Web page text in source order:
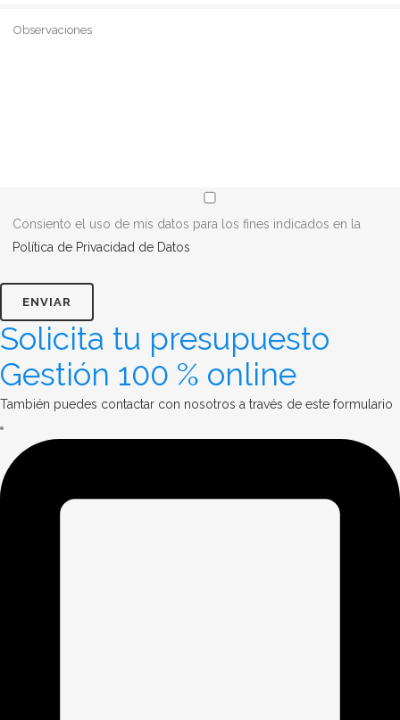
Consiento el uso de mis datos para los fines indicados en la
Política de Privacidad de Datos
Solicita tu presupuesto
Gestión 100 % online
También puedes contactar con nosotros a través de este formulario